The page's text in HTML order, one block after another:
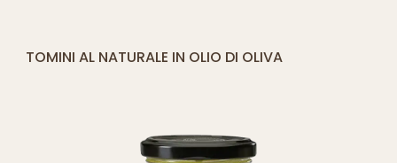
[yith_compare_button]
TOMINI AL NATURALE IN OLIO DI OLIVA